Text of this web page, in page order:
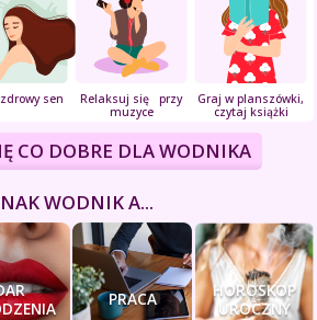
sen
Relaksuj się przy
muzyce
Graj w planszówki,
czytaj książki
CO DOBRE DLA WODNIKA
WODNIK A...
PRACA
HOROSKOP
UROCZNY